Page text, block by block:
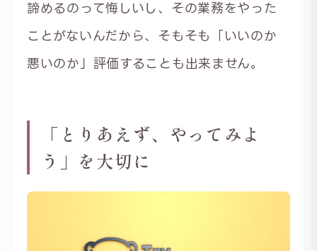
諦めるのって悔しいし、その業務をやった
ことがないんだから、そもそも「いいのか
悪いのか」評価することも出来ません。
「とりあえず、やってみよ
う」を大切に